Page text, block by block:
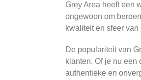
Grey Area heeft een
ongewoon om
kwaliteit en sfeer
De populariteit van
klanten. Of je nu
authentieke en